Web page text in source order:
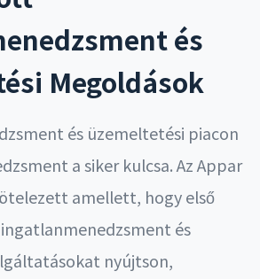
és
Megoldások
és üzemeltetési piacon
a siker kulcsa. Az Appar
amellett, hogy első
és
nyújtson,